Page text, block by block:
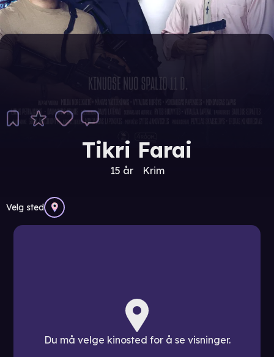
Tikri Farai
15 år Krim
Velg sted
Du må velge kinosted for å se visninger.